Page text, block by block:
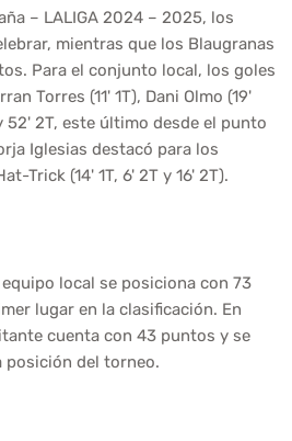
– LALIGA 2024 – 2025, los
mientras que los Blaugranas
Para el conjunto local, los goles
Torres (11' 1T), Dani Olmo (19'
52' 2T, este último desde el punto
Iglesias destacó para los
Trick (14' 1T, 6' 2T y 16' 2T).
local se posiciona con 73
lugar en la clasificación. En
cuenta con 43 puntos y se
posición del torneo.